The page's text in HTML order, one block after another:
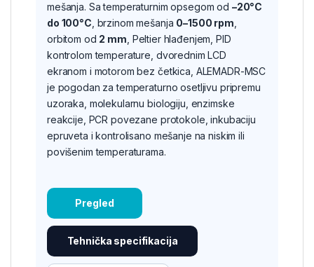
mešanja. Sa temperaturnim opsegom od –20°C
do 100°C , brzinom mešanja 0–1500 rpm
orbitom od 2 mm , Peltier hlađenjem, PID
kontrolom temperature, dvorednim LCD
ekranom i motorom bez četkica, ALEMADR-MSC
je pogodan za temperaturno osetljivu pripremu
uzoraka, molekularnu biologiju, enzimske
reakcije, PCR povezane protokole, inkubaciju
epruveta i kontrolisano mešanje na niskim ili
povišenim temperaturama.
Pregled
Tehnička specifikacija